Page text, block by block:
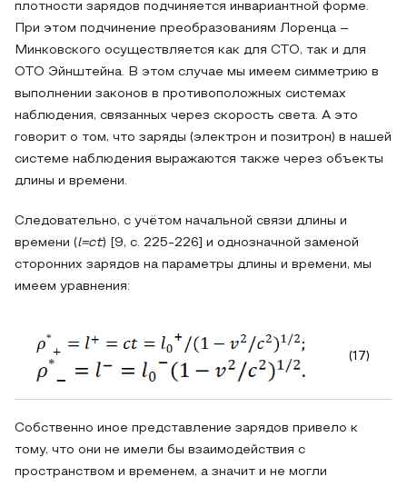
плотности зарядов подчиняется инвариантной форме.
При этом подчинение преобразованиям Лоренца –
Минковского осуществляется как для СТО, так и для
ОТО Эйнштейна. В этом случае мы имеем симметрию в
выполнении законов в противоположных системах
наблюдения, связанных через скорость света. А это
говорит о том, что заряды (электрон и позитрон) в нашей
системе наблюдения выражаются также через объекты
длины и времени.
Следовательно, с учётом начальной связи длины и
времени (l=ct) [9, с. 225-226] и однозначной заменой
сторонних зарядов на параметры длины и времени, мы
имеем уравнения:
(17)
Собственно иное представление зарядов привело к
тому, что они не имели бы взаимодействия с
пространством и временем, а значит и не могли